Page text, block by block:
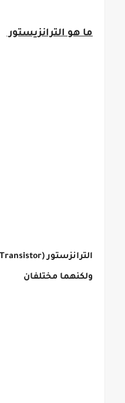
ما هو الترانزيستور
ولكنهما مختلفان